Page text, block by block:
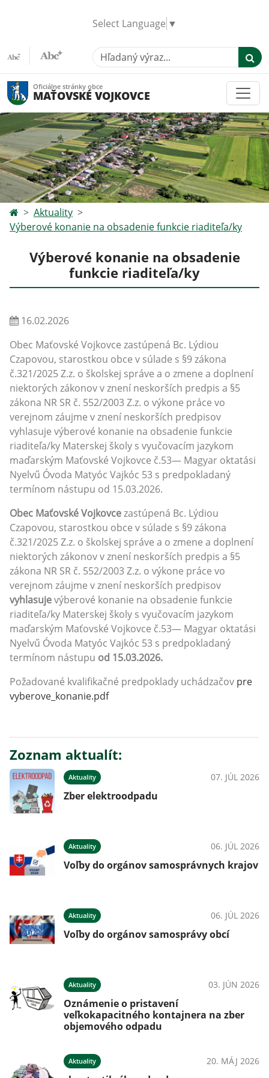
Select Language ▼
Hľadaný výraz...
Oficiálne stránky obce
MAŤOVSKÉ VOJKOVCE
Aktuality
Výberové konanie na obsadenie funkcie riaditeľa/ky
Výberové konanie na obsadenie
funkcie riaditeľa/ky
16.02.2026
Obec Maťovské Vojkovce zastúpená Bc. Lýdiou
Czapovou, starostkou obce v súlade s §9 zákona
č.321/2025 Z.z. o školskej správe a o zmene a doplnení
niektorých zákonov v znení neskorších predpis a §5
zákona NR SR č. 552/2003 Z.z. o výkone práce vo
verejnom záujme v znení neskorších predpisov
vyhlasuje výberové konanie na obsadenie funkcie
riaditeľa/ky Materskej školy s vyučovacím jazykom
maďarským Maťovské Vojkovce č.53— Magyar oktatási
Nyelvű Óvoda Matyóc Vajkóc 53 s predpokladaný
termínom nástupu od 15.03.2026.
Obec Maťovské Vojkovcezastúpená Bc. Lýdiou
Czapovou, starostkou obce v súlade s §9 zákona
č.321/2025 Z.z. o školskej správe a o zmene a doplnení
niektorých zákonov v znení neskorších predpis a §5
zákona NR SR č. 552/2003 Z.z. o výkone práce vo
verejnom záujme v znení neskorších predpisov
vyhlasujevýberové konanie na obsadenie funkcie
riaditeľa/ky Materskej školy s vyučovacím jazykom
maďarským Maťovské Vojkovce č.53— Magyar oktatási
Nyelvű Óvoda Matyóc Vajkóc 53 s predpokladaný
termínom nástupu od 15.03.2026.
Požadované kvalifikačné predpoklady uchádzačov pre
vyberove_konanie.pdf
Zoznam aktualít:
Aktuality 07. JÚL 2026
Zber elektroodpadu
Aktuality 06. JÚL 2026
Voľby do orgánov samosprávnych krajov
Aktuality 06. JÚL 2026
Voľby do orgánov samosprávy obcí
Aktuality 03. JÚN 2026
Oznámenie o pristavení
veľkokapacitného kontajnera na zber
objemového odpadu
Aktuality 20. MÁJ 2026